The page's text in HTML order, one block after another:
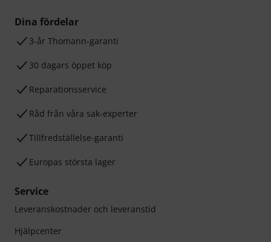
Dina fördelar
3-år Thomann-garanti
30 dagars öppet köp
Reparationsservice
Råd från våra sak-experter
Tillfredställelse-garanti
Europas största lager
Service
Leveranskostnader och leveranstid
Hjälpcenter